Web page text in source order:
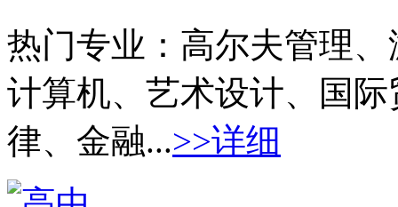
热门专业： 高尔夫管理
计算机、艺术设计、国
律、金融...>>详细